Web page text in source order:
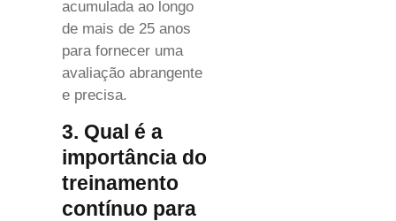
acumulada ao longo
de mais de 25 anos
para fornecer uma
avaliação abrangente
e precisa.
3. Qual é a
importância do
treinamento
contínuo para